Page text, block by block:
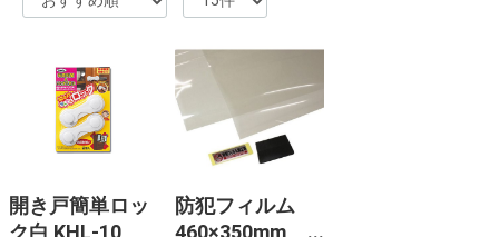
開き戸簡単ロッ
ク白 KHL-10
防犯フィルム
460×350mm